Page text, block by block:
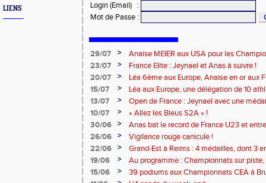
LIENS Login (Email)
:
Mot de Passe :
29/07 >
Anaïse MEIER aux USA pour les
23/07
>
France Elite : Jeynael et Anas à suivre !
20/07
>
Léa 6ème aux Europe, Anaise en or aux
15/07
>
Léa aux Europe, une délégation de 10
13/07
>
Open de France : Jeynael avec une
battus !
10/07 >
« Allez les Bleus S2A » !
30/06
>
Anas bat le record de France U23 et
26/06
>
Vigilance rouge canicule !
22/06
>
Grand-Est à Reims : 4 médailles, dont 3
19/06
>
Au programme : Championnats sur
canicule !
15/06 >
39 podiums aux Championnats CEA à